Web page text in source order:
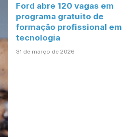
Ford abre 120 vagas em
programa gratuito de
formação profissional em
tecnologia
31 de março de 2026